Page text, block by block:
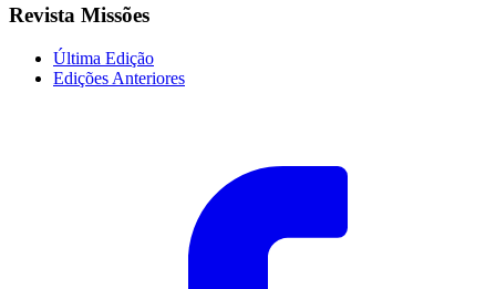
Revista Missões
Última Edição
Edições Anteriores